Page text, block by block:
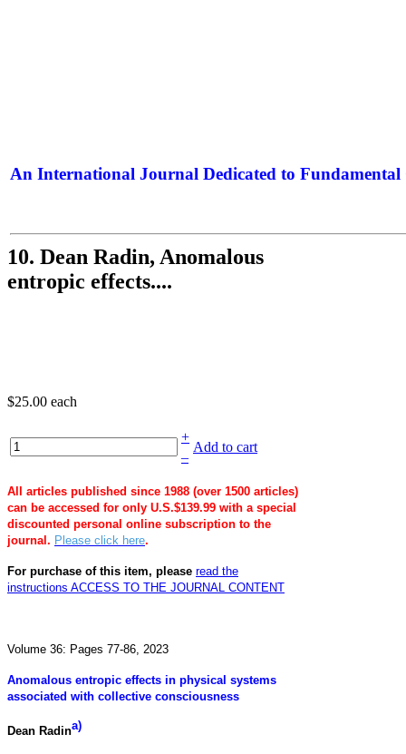
An International Journal Dedicated to Fundamental
10. Dean Radin, Anomalous
entropic effects....
$25.00 each
+
Add to cart
–
All articles published since 1988 (over 1500 articles)
can be accessed for only U.S.$139.99 with a special
discounted personal online subscription to the
journal. Please click here.
For purchase of this item, please read the
instructions ACCESS TO THE JOURNAL CONTENT
Volume 36: Pages 77-86, 2023
Anomalous entropic effects in physical systems
associated with collective consciousness
Dean Radina)